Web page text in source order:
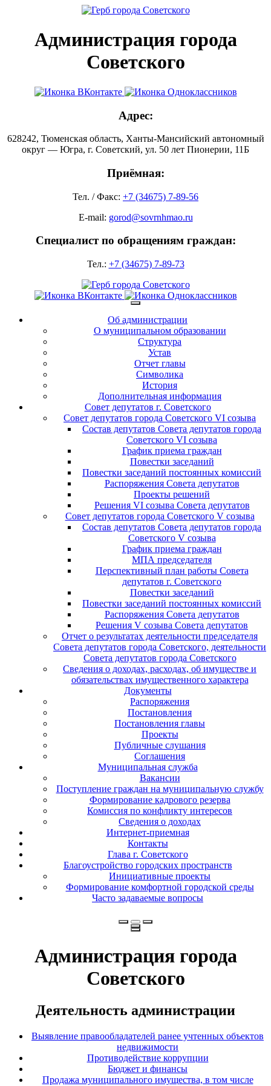
Администрация города
Советского
Адрес:
628242, Тюменская область, Ханты-Мансийский автономный
округ — Югра, г. Советский, ул. 50 лет Пионерии, 11Б
Приёмная:
Тел. / Факс: +7 (34675) 7-89-56
E-mail: gorod@sovrnhmao.ru
Специалист по обращениям граждан:
Тел.: +7 (34675) 7-89-73
Об администрации
О муниципальном образовании
Структура
Устав
Отчет главы
Символика
История
Дополнительная информация
Совет депутатов г. Советского
Совет депутатов города Советского VI созыва
Состав депутатов Совета депутатов города
Советского VI созыва
График приема граждан
Повестки заседаний
Повестки заседаний постоянных комиссий
Распоряжения Совета депутатов
Проекты решений
Решения VI созыва Совета депутатов
Совет депутатов города Советского V созыва
Состав депутатов Совета депутатов города
Советского V созыва
График приема граждан
МПА председателя
Перспективный план работы Совета
депутатов г. Советского
Повестки заседаний
Повестки заседаний постоянных комиссий
Распоряжения Совета депутатов
Решения V созыва Совета депутатов
Отчет о результатах деятельности председателя
Совета депутатов города Советского, деятельности
Совета депутатов города Советского
Сведения о доходах, расходах, об имуществе и
обязательствах имущественного характера
Документы
Распоряжения
Постановления
Постановления главы
Проекты
Публичные слушания
Соглашения
Муниципальная служба
Вакансии
Поступление граждан на муниципальную службу
Формирование кадрового резерва
Комиссия по конфликту интересов
Сведения о доходах
Интернет-приемная
Контакты
Глава г. Советского
Благоустройство городских пространств
Инициативные проекты
Формирование комфортной городской среды
Часто задаваемые вопросы
Администрация города
Советского
Деятельность администрации
Выявление правообладателей ранее учтенных объектов
недвижимости
Противодействие коррупции
Бюджет и финансы
Продажа муниципального имущества, в том числе